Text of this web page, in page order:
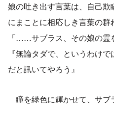
娘の吐き出す言葉は、自己
にまことに相応しき言葉の群
「……サブラス、その娘の霊
『無論タダで、というわけ
だと訊いてやろう』
瞳を緑色に輝かせて、サブ